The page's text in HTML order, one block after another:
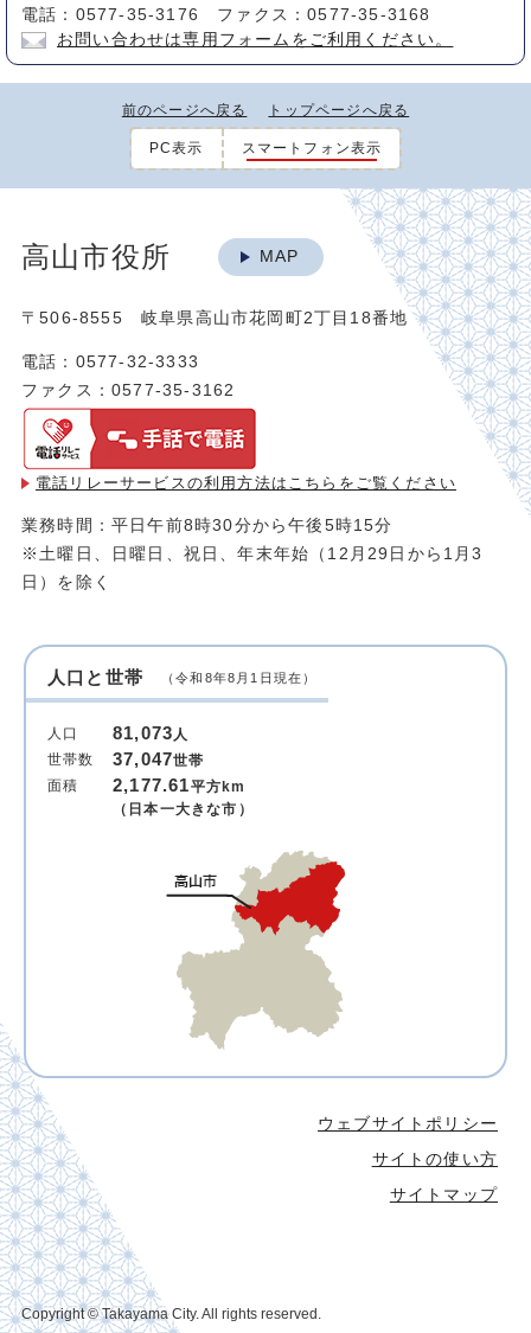
電話：0577-35-3176 ファクス：0577-35-3168
お問い合わせは専用フォームをご利用ください。
前のページへ戻る トップページへ戻る
PC表示 スマートフォン表示
高山市役所 MAP
〒506-8555 岐阜県高山市花岡町2丁目18番地
電話：0577-32-3333
ファクス：0577-35-3162
電話リレーサービスの利用方法は こちらをご覧ください
業務時間：平日午前8時30分から午後5時15分
※土曜日、日曜日、祝日、年末年始（12月29日から1月3
日）を除く
人口と世帯 （令和8年8月1日現在）
人口 81,073人
世帯数
37,047世帯
面積
2,177.61平方km
（日本一大きな市）
ウェブサイトポリシー
サイトの使い方
サイトマップ
Copyright © Takayama City. All rights reserved.